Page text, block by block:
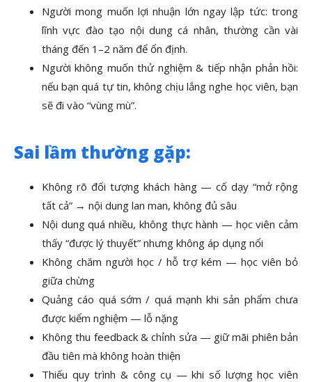
Người mong muốn lợi nhuận lớn ngay lập tức: trong
lĩnh vực đào tạo nội dung cá nhân, thường cần vài
tháng đến 1–2 năm để ổn định.
Người không muốn thử nghiệm & tiếp nhận phản hồi:
nếu bạn quá tự tin, không chịu lắng nghe học viên, bạn
sẽ đi vào “vùng mù”.
Sai lầm thường gặp:
Không rõ đối tượng khách hàng — cố dạy “mở rộng
tất cả” → nội dung lan man, không đủ sâu
Nội dung quá nhiều, không thực hành — học viên cảm
thấy “được lý thuyết” nhưng không áp dụng nổi
Không chăm người học / hỗ trợ kém — học viên bỏ
giữa chừng
Quảng cáo quá sớm / quá mạnh khi sản phẩm chưa
được kiểm nghiệm — lỗ nặng
Không thu feedback & chỉnh sửa — giữ mãi phiên bản
đầu tiên mà không hoàn thiện
Thiếu quy trình & công cụ — khi số lượng học viên